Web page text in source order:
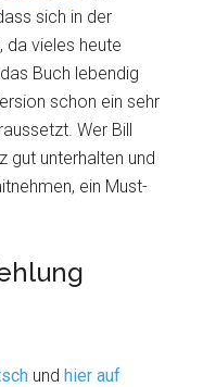
sich in der
da vieles heute
Buch lebendig
schon ein sehr
Wer Bill
gut unterhalten und
ein Must-
undhier auf